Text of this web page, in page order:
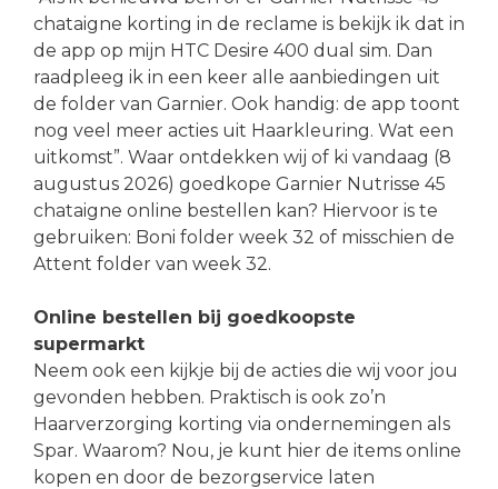
chataigne korting in de reclame is bekijk ik dat in
de app op mijn HTC Desire 400 dual sim. Dan
raadpleeg ik in een keer alle aanbiedingen uit
de folder van Garnier. Ook handig: de app toont
nog veel meer acties uit Haarkleuring. Wat een
uitkomst”. Waar ontdekken wij of ki vandaag (8
augustus 2026) goedkope Garnier Nutrisse 45
chataigne online bestellen kan? Hiervoor is te
gebruiken: Boni folder week 32 of misschien de
Attent folder van week 32.
Online bestellen bij goedkoopste
supermarkt
Neem ook een kijkje bij de acties die wij voor jou
gevonden hebben. Praktisch is ook zo’n
Haarverzorging korting via ondernemingen als
Spar. Waarom? Nou, je kunt hier de items online
kopen en door de bezorgservice laten